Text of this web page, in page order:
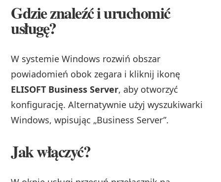
Gdzie znaleźć i uruchomić
usługę?
W systemie Windows rozwiń obszar
powiadomień obok zegara i kliknij ikonę
ELISOFT Business Server, aby otworzyć
konfigurację. Alternatywnie użyj wyszukiwarki
Windows, wpisując „Business Server”.
Jak włączyć?